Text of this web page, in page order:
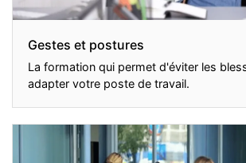
Gestes et postures
La formation qui permet d'éviter les
adapter votre poste de travail.